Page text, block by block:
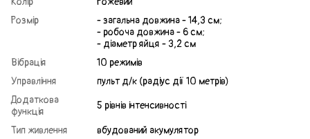
Розмір
- загальна довжина - 14,3 см;
- робоча довжина - 6 см;
- діаметр яйця - 3,2 см
Вібрація
10 режимів
Управління
пульт д/к (радіус дії 10 метрів)
Додаткова
функція
5 рівнів інтенсивності
Тип живлення
вбудований акумулятор